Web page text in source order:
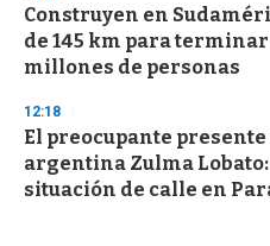
Construyen en
de 145 km para
millones de personas
12:18
El preocupante
argentina Zulma
situación de calle en